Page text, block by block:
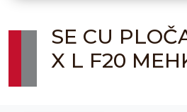
SE CU
X L F20